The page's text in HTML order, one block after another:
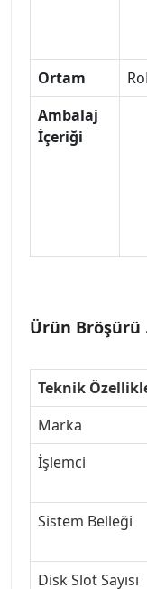
Ortam
Ambalaj
İçeriği
Ürün Bröşürü
Teknik
Marka
İşlemci
Sistem Belleği
Disk Slot Sayısı